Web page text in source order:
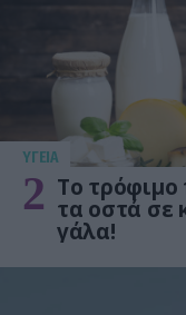
ΥΓΕΙΑ
2 Το
τα οστά σε
γάλα!